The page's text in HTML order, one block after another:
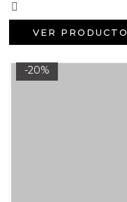
VER PRODUCTO
-20%